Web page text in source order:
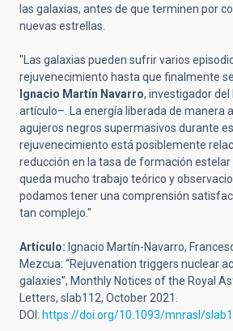
las galaxias, antes de que terminen por
nuevas estrellas.
"Las galaxias pueden sufrir varios
rejuvenecimiento hasta que finalmente
Ignacio Martín Navarro, investigador del
artículo–. La energía liberadade manera
agujeros negros supermasivos durante
rejuvenecimiento está posiblemente
reducción en la tasa de formación
queda mucho trabajo teórico y
podamos tener una comprensión
tan complejo."
Artículo: Ignacio Martín-Navarro,
Mezcua: “Rejuvenation triggers nuclear
galaxies”, Monthly Notices of the Royal
Letters, slab112, October 2021.
DOI: https://doi.org/10.1093/mnrasl/